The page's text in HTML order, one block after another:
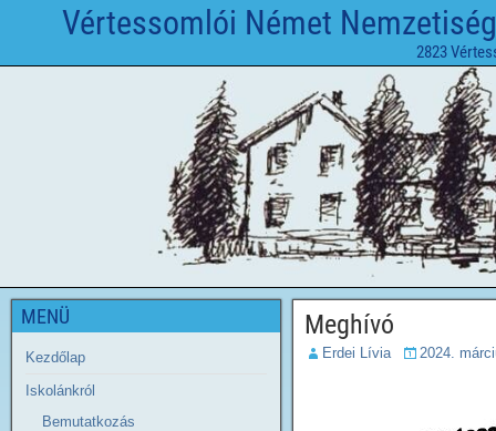
Vértessomlói Német
2823
Meghívó
Erdei Lívia 2024.
MENÜ
Kezdőlap
Iskolánkról
Bemutatkozás